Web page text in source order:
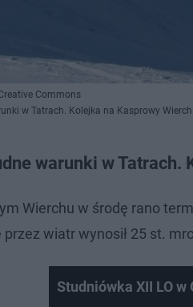
Commons
w Tatrach. Kolejka na Kasprowy
warunki w Tatrach.
Wierchu w środę rano
wiatr wynosił 25 st.
Studniówka XII LO